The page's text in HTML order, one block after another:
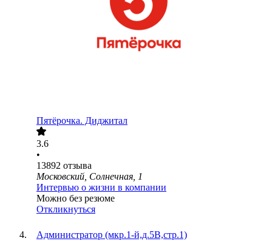
Пятёрочка. Диджитал
3.6
•
13892 отзыва
Московский, Солнечная, 1
Интервью о жизни в компании
Можно без резюме
Откликнуться
Администратор (мкр.1-й,д.5В,стр.1)